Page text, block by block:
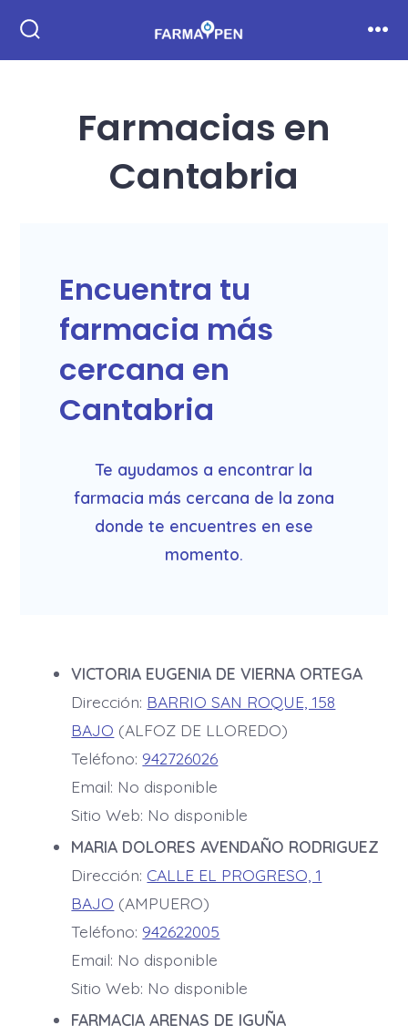
la
Farmacias en
Cantabria
Encuentra tu
farmacia más
cercana en
Cantabria
Te ayudamos a encontrar la
farmacia más cercana de la zona
donde te encuentres en ese
momento.
VICTORIA EUGENIA DE VIERNA ORTEGA
Dirección: BARRIO SAN ROQUE, 158
BAJO (ALFOZ DE LLOREDO)
Teléfono: 942726026
Email: No disponible
Sitio Web: No disponible
MARIA DOLORES AVENDAÑO RODRIGUEZ
Dirección: CALLE EL PROGRESO, 1
BAJO (AMPUERO)
Teléfono: 942622005
Email: No disponible
Sitio Web: No disponible
FARMACIA ARENAS DE IGUÑA